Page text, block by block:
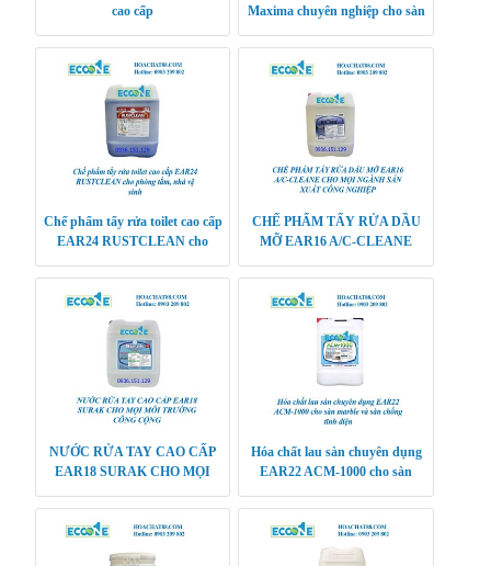
cao cấp
Maxima chuyên nghiệp cho sàn
Chế phẩm tẩy rửa toilet cao cấp
EAR24 RUSTCLEAN cho
CHẾ PHẨM TẨY RỬA DẦU
MỠ EAR16 A/C-CLEANE
XUẤT CÔNG NGHIỆP
NƯỚC RỬA TAY CAO CẤP
EAR18 SURAK CHO MỌI
Hóa chất lau sàn chuyên dụng
EAR22 ACM-1000 cho sàn